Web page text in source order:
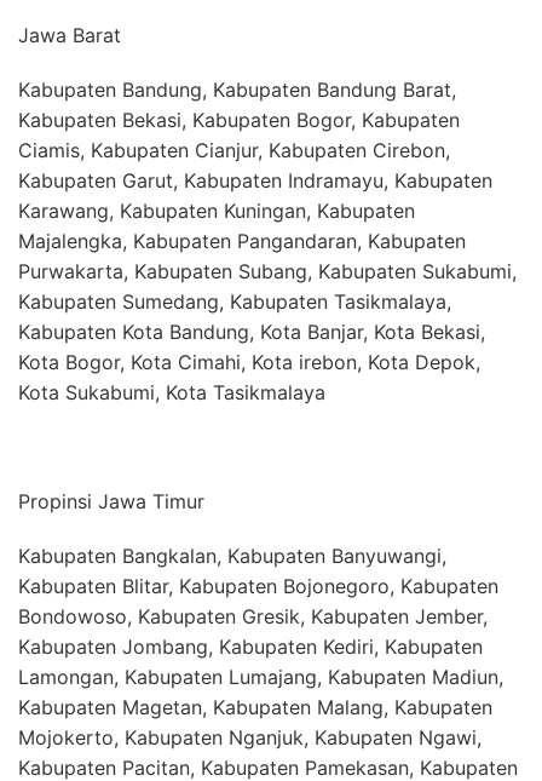
Jawa Barat
Kabupaten Bandung, Kabupaten Bandung Barat,
Kabupaten Bekasi, Kabupaten Bogor, Kabupaten
Ciamis, Kabupaten Cianjur, Kabupaten Cirebon,
Kabupaten Garut, Kabupaten Indramayu, Kabupaten
Karawang, Kabupaten Kuningan, Kabupaten
Majalengka, Kabupaten Pangandaran, Kabupaten
Purwakarta, Kabupaten Subang, Kabupaten Sukabumi,
Kabupaten Sumedang, Kabupaten Tasikmalaya,
Kabupaten Kota Bandung, Kota Banjar, Kota Bekasi,
Kota Bogor, Kota Cimahi, Kota irebon, Kota Depok,
Kota Sukabumi, Kota Tasikmalaya
Propinsi Jawa Timur
Kabupaten Bangkalan, Kabupaten Banyuwangi,
Kabupaten Blitar, Kabupaten Bojonegoro, Kabupaten
Bondowoso, Kabupaten Gresik, Kabupaten Jember,
Kabupaten Jombang, Kabupaten Kediri, Kabupaten
Lamongan, Kabupaten Lumajang, Kabupaten Madiun,
Kabupaten Magetan, Kabupaten Malang, Kabupaten
Mojokerto, Kabupaten Nganjuk, Kabupaten Ngawi,
Kabupaten Pacitan, Kabupaten Pamekasan, Kabupaten